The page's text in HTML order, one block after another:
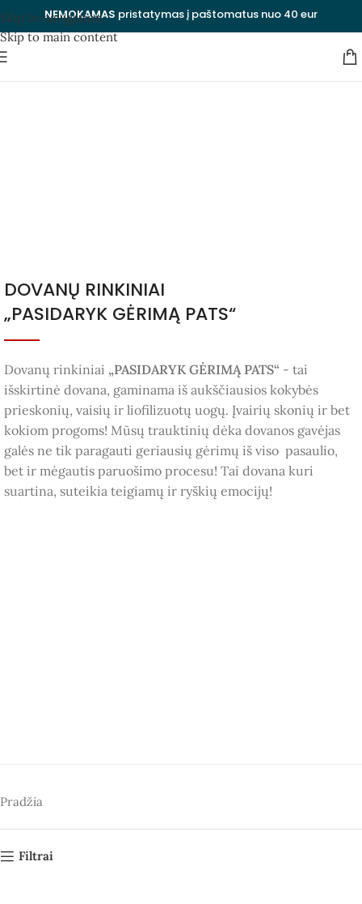
Skip to navigation
Skip to main content
NEMOKAMAS pristatymas į paštomatus nuo 40 eur
Dovana vyrui popierinių
DOVANŲ RINKINIAI
„PASIDARYK GĖRIMĄ PATS“
Dovanų rinkiniai „PASIDARYK GĖRIMĄ PATS“ - tai
išskirtinė dovana, gaminama iš aukščiausios kokybės
prieskonių, vaisių ir liofilizuotų uogų. Įvairių skonių ir bet
kokiom progoms! Mūsų trauktinių dėka dovanos gavėjas
galės ne tik paragauti geriausių gėrimų iš viso pasaulio,
bet ir mėgautis paruošimo procesu! Tai dovana kuri
suartina, suteikia teigiamų ir ryškių emocijų!
Pradžia
Filtrai